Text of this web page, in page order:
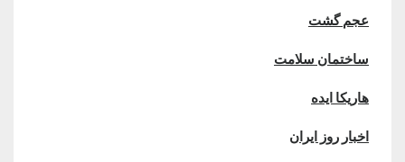
عجم گشت
ساختمان سلامت
هاریکا ایده
اخبار روز ایران